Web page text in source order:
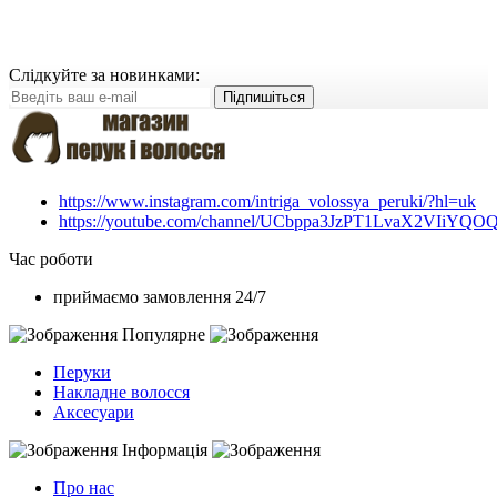
Слідкуйте за новинками:
Підпишіться
https://www.instagram.com/intriga_volossya_peruki/?hl=uk
https://youtube.com/channel/
Час роботи
приймаємо замовлення 24/7
Популярне
Перуки
Накладне волосся
Аксесуари
Інформація
Про нас